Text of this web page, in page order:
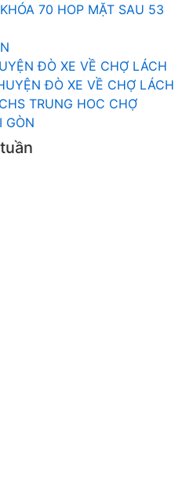
70 HOP MẶT SAU 53
ĐÒ XE VỀ CHỢ LÁCH
ĐÒ XE VỀ CHỢ LÁCH
CHS TRUNG HOC CHỢ
GÒN